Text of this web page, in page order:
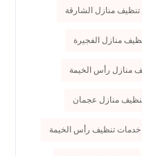
تنظيف منازل الشارقة
منازل الفجيرة
منازل رأس الخيمة
منازل عجمان
خدمات تنظيف رأس الخيمة